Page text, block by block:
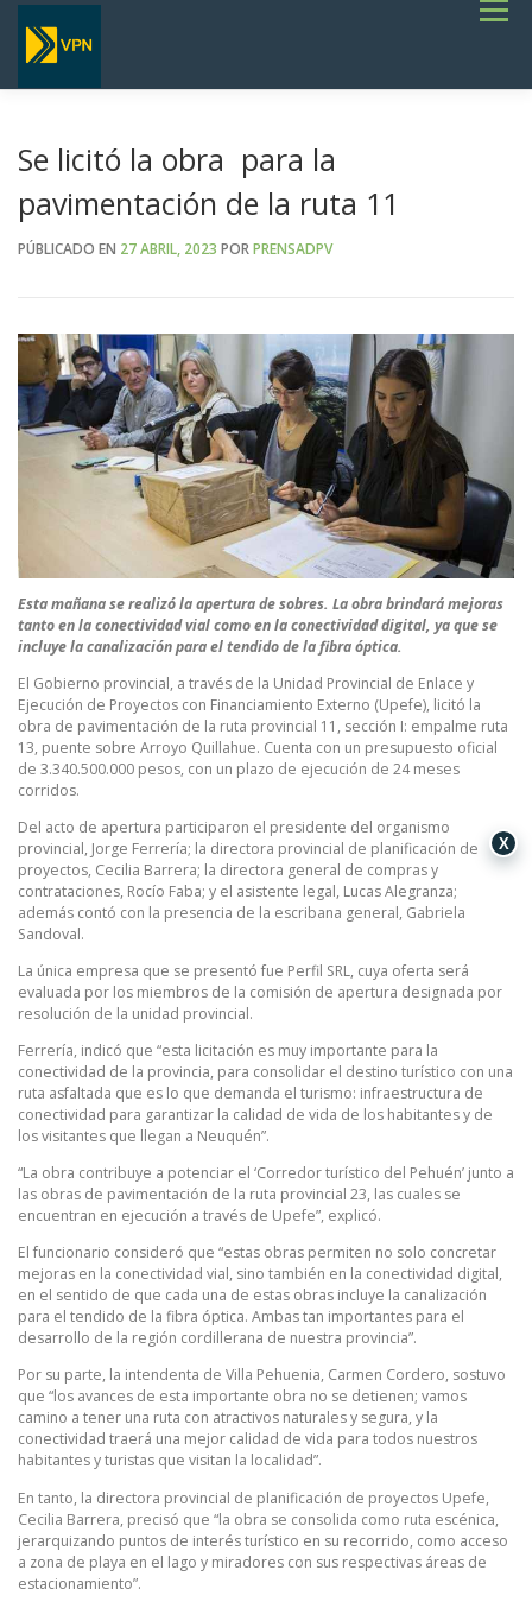
Saltar
contenido
Menú
SERVICIOS
GALERÍA
TERMINOS DE REFERENCIA GENERALES- OBRAS VIALES
Se licitó la obra para la
pavimentación de la ruta 11
PÚBLICADO EN 27 ABRIL, 2023 PORPRENSADPV
Esta mañana se realizó la apertura de sobres. La obra brindará mejoras
tanto en la conectividad vial como en la conectividad digital, ya que se
incluye la canalización para el tendido de la fibra óptica.
El Gobierno provincial, a través de la Unidad Provincial de Enlace y
Ejecución de Proyectos con Financiamiento Externo (Upefe), licitó la
obra de pavimentación de la ruta provincial 11, sección I: empalme ruta
13, puente sobre Arroyo Quillahue. Cuenta con un presupuesto oficial
de 3.340.500.000 pesos, con un plazo de ejecución de 24 meses
corridos.
Del acto de apertura participaron el presidente del organismo
provincial, Jorge Ferrería; la directora provincial de planificación de
proyectos, Cecilia Barrera; la directora general de compras y
contrataciones, Rocío Faba; y el asistente legal, Lucas Alegranza;
además contó con la presencia de la escribana general, Gabriela
Sandoval.
La única empresa que se presentó fue Perfil SRL, cuya oferta será
evaluada por los miembros de la comisión de apertura designada por
resolución de la unidad provincial.
Ferrería, indicó que “esta licitación es muy importante para la
conectividad de la provincia, para consolidar el destino turístico con una
ruta asfaltada que es lo que demanda el turismo: infraestructura de
conectividad para garantizar la calidad de vida de los habitantes y de
los visitantes que llegan a Neuquén”.
“La obra contribuye a potenciar el ‘Corredor turístico del Pehuén’ junto a
las obras de pavimentación de la ruta provincial 23, las cuales se
encuentran en ejecución a través de Upefe”, explicó.
El funcionario consideró que “estas obras permiten no solo concretar
mejoras en la conectividad vial, sino también en la conectividad digital,
en el sentido de que cada una de estas obras incluye la canalización
para el tendido de la fibra óptica. Ambas tan importantes para el
desarrollo de la región cordillerana de nuestra provincia”.
Por su parte, la intendenta de Villa Pehuenia, Carmen Cordero, sostuvo
que “los avances de esta importante obra no se detienen; vamos
camino a tener una ruta con atractivos naturales y segura, y la
conectividad traerá una mejor calidad de vida para todos nuestros
habitantes y turistas que visitan la localidad”.
En tanto, la directora provincial de planificación de proyectos Upefe,
Cecilia Barrera, precisó que “la obra se consolida como ruta escénica,
jerarquizando puntos de interés turístico en su recorrido, como acceso
a zona de playa en el lago y miradores con sus respectivas áreas de
estacionamiento”.
X